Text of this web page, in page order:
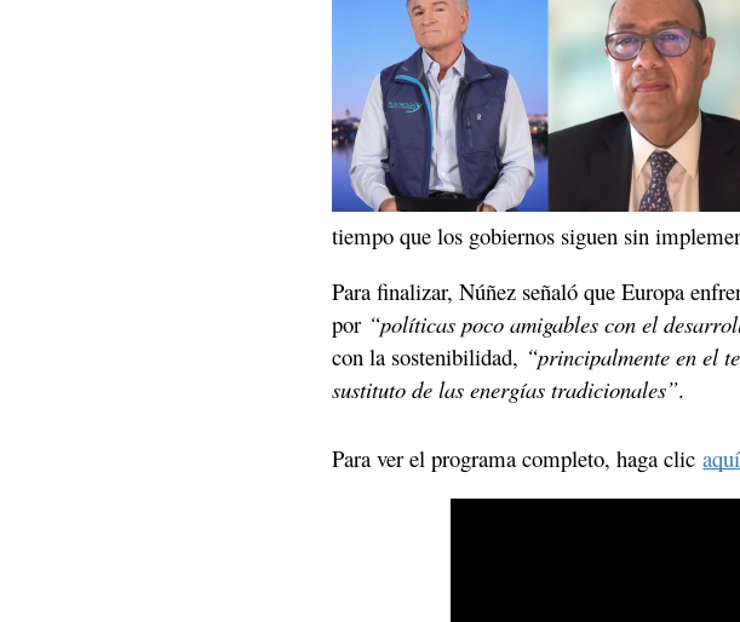
tiempo que los gobiernos siguen sin
Para finalizar, Núñez señaló que Europa
por “políticas poco amigables con el
con la sostenibilidad, “principalmente en el
sustituto de las energías tradicionales”.
Para ver el programa completo, haga clic